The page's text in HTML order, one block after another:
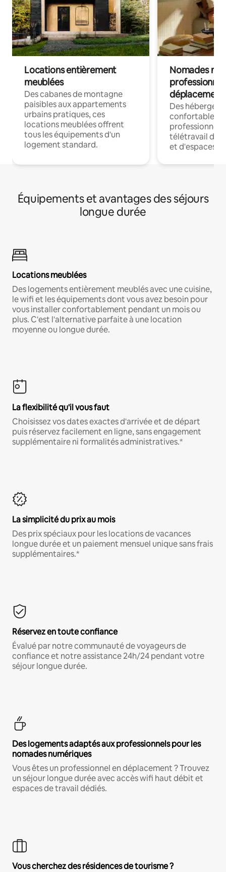
Locations entièrement
meublées
Des cabanes de montagne
paisibles aux appartements
urbains pratiques, ces
locations meublées offrent
tous les équipements d'un
logement standard.
Nomades
déplacement
Des
confortables
professionnels
télétravail
et d'espaces
Équipements et avantages des séjours
longue durée
Locations meublées
Des logements entièrement meublés avec une cuisine,
le wifi et les équipements dont vous avez besoin pour
vous installer confortablement pendant un mois ou
plus. C'est l'alternative parfaite à une location
moyenne ou longue durée.
La flexibilité qu'il vous faut
Choisissez vos dates exactes d'arrivée et de départ
puis réservez facilement en ligne, sans engagement
supplémentaire ni formalités administratives.*
La simplicité du prix au mois
Des prix spéciaux pour les locations de vacances
longue durée et un paiement mensuel unique sans frais
supplémentaires.*
Réservez en toute confiance
Évalué par notre communauté de voyageurs de
confiance et notre assistance 24h/24 pendant votre
séjour longue durée.
Des logements adaptés aux professionnels pour les
nomades numériques
Vous êtes un professionnel en déplacement ? Trouvez
un séjour longue durée avec accès wifi haut débit et
espaces de travail dédiés.
Vous cherchez des résidences de tourisme ?